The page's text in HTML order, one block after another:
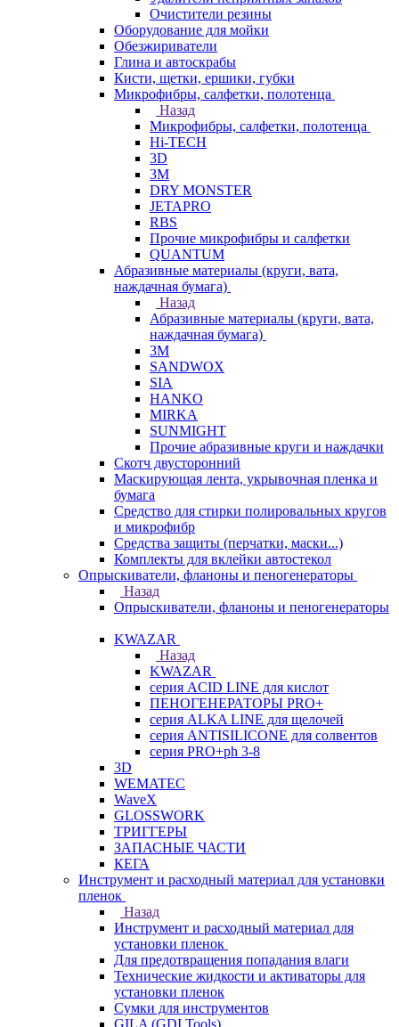
Очистители резины
Оборудование для мойки
Обезжириватели
Глина и автоскрабы
Кисти, щетки, ершики, губки
Микрофибры, салфетки, полотенца
Назад
Микрофибры, салфетки, полотенца
Hi-TECH
3D
3М
DRY MONSTER
JETAPRO
RBS
Прочие микрофибры и салфетки
QUANTUM
Абразивные материалы (круги, вата,
наждачная бумага)
Назад
Абразивные материалы (круги, вата,
наждачная бумага)
3М
SANDWOX
SIA
HANKO
MIRKA
SUNMIGHT
Прочие абразивные круги и наждачки
Скотч двусторонний
Маскирующая лента, укрывочная пленка и
бумага
Средство для стирки полировальных кругов
и микрофибр
Средства защиты (перчатки, маски...)
Комплекты для вклейки автостекол
Опрыскиватели, фланоны и пеногенераторы
Назад
Опрыскиватели, фланоны и пеногенераторы
KWAZAR
Назад
KWAZAR
серия ACID LINE для кислот
ПЕНОГЕНЕРАТОРЫ PRO+
серия ALKA LINE для щелочей
серия ANTISILICONE для солвентов
серия PRO+ph 3-8
3D
WEMATEC
WaveX
GLOSSWORK
ТРИГГЕРЫ
ЗАПАСНЫЕ ЧАСТИ
КЕГА
Инструмент и расходный материал для установки
пленок
Назад
Инструмент и расходный материал для
установки пленок
Для предотвращения попадания влаги
Технические жидкости и активаторы для
установки пленок
Сумки для инструментов
GILA (GDI Tools)